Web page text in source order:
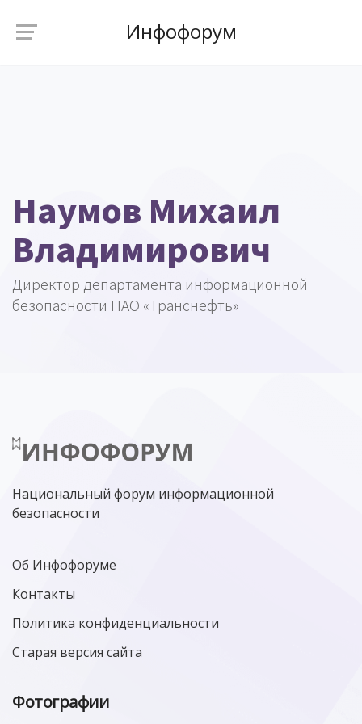
Инфофорум
Наумов Михаил
Владимирович
Директор департамента информационной
безопасности ПАО «Транснефть»
Национальный форум информационной
безопасности
Об Инфофоруме
Контакты
Политика конфиденциальности
Старая версия сайта
Фотографии